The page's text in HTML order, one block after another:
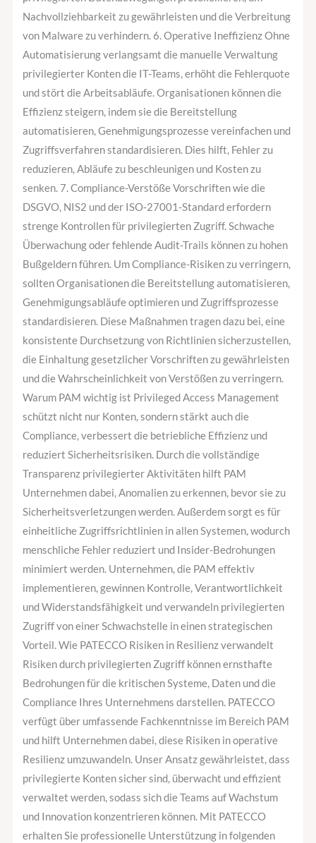
Nachvollziehbarkeit zu gewährleisten und die Verbreitung
von Malware zu verhindern. 6. Operative Ineffizienz Ohne
Automatisierung verlangsamt die manuelle Verwaltung
privilegierter Konten die IT-Teams, erhöht die Fehlerquote
und stört die Arbeitsabläufe. Organisationen können die
Effizienz steigern, indem sie die Bereitstellung
automatisieren, Genehmigungsprozesse vereinfachen und
Zugriffsverfahren standardisieren. Dies hilft, Fehler zu
reduzieren, Abläufe zu beschleunigen und Kosten zu
senken. 7. Compliance-Verstöße Vorschriften wie die
DSGVO, NIS2 und der ISO-27001-Standard erfordern
strenge Kontrollen für privilegierten Zugriff. Schwache
Überwachung oder fehlende Audit-Trails können zu hohen
Bußgeldern führen. Um Compliance-Risiken zu verringern,
sollten Organisationen die Bereitstellung automatisieren,
Genehmigungsabläufe optimieren und Zugriffsprozesse
standardisieren. Diese Maßnahmen tragen dazu bei, eine
konsistente Durchsetzung von Richtlinien sicherzustellen,
die Einhaltung gesetzlicher Vorschriften zu gewährleisten
und die Wahrscheinlichkeit von Verstößen zu verringern.
Warum PAM wichtig ist Privileged Access Management
schützt nicht nur Konten, sondern stärkt auch die
Compliance, verbessert die betriebliche Effizienz und
reduziert Sicherheitsrisiken. Durch die vollständige
Transparenz privilegierter Aktivitäten hilft PAM
Unternehmen dabei, Anomalien zu erkennen, bevor sie zu
Sicherheitsverletzungen werden. Außerdem sorgt es für
einheitliche Zugriffsrichtlinien in allen Systemen, wodurch
menschliche Fehler reduziert und Insider-Bedrohungen
minimiert werden. Unternehmen, die PAM effektiv
implementieren, gewinnen Kontrolle, Verantwortlichkeit
und Widerstandsfähigkeit und verwandeln privilegierten
Zugriff von einer Schwachstelle in einen strategischen
Vorteil. Wie PATECCO Risiken in Resilienz verwandelt
Risiken durch privilegierten Zugriff können ernsthafte
Bedrohungen für die kritischen Systeme, Daten und die
Compliance Ihres Unternehmens darstellen. PATECCO
verfügt über umfassende Fachkenntnisse im Bereich PAM
und hilft Unternehmen dabei, diese Risiken in operative
Resilienz umzuwandeln. Unser Ansatz gewährleistet, dass
privilegierte Konten sicher sind, überwacht und effizient
verwaltet werden, sodass sich die Teams auf Wachstum
und Innovation konzentrieren können. Mit PATECCO
erhalten Sie professionelle Unterstützung in folgenden